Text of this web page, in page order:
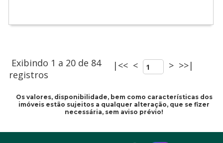
Exibindo 1 a 20 de 84
registros
|<< < > >>|
Os valores, disponibilidade, bem como características dos
imóveis estão sujeitos a qualquer alteração, que se fizer
necessária, sem aviso prévio!